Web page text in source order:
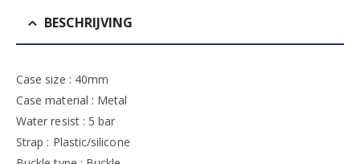
BESCHRIJVING
Case size : 40mm
Case material : Metal
Water resist : 5 bar
Strap : Plastic/silicone